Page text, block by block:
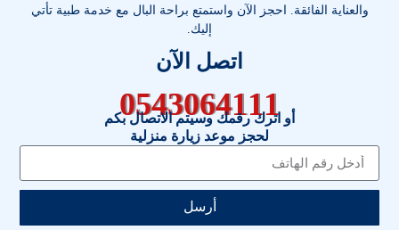
والعناية الفائقة. احجز الآن واستمتع براحة البال مع خدمة طبية تأتي
إليك.
اتصل الآن
0543064111
أو اترك رقمك وسيتم الاتصال بكم
لحجز موعد زيارة منزلية
أرسل